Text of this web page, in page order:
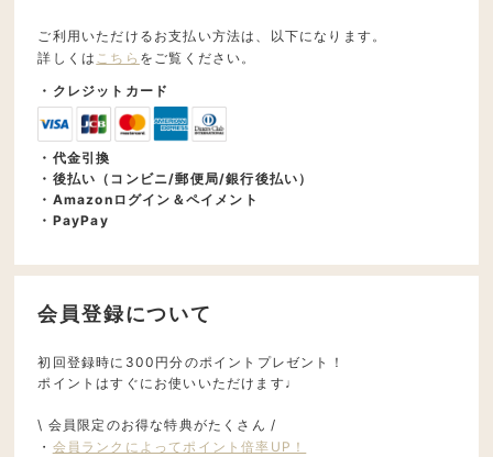
ご利用いただけるお支払い方法は、以下になります。
詳しくは こちら をご覧ください。
・クレジットカード
・代金引換
・後払い（コンビニ/郵便局/銀行後払い）
・Amazonログイン＆ペイメント
・PayPay
会員登録について
初回登録時に300円分のポイントプレゼント！
ポイントはすぐにお使いいただけます♩
\ 会員限定のお得な特典がたくさん /
・ 会員ランクによってポイント倍率UP！